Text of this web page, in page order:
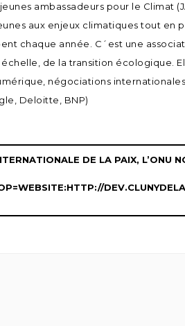
ambassadeurs pour le
aux enjeux climatiques tout
chaque année. C´est une
de la transition écologique.
négociations
Deloitte, BNP)
DE LA PAIX, L’ONU